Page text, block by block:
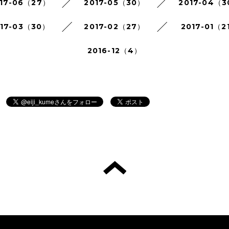
06（27） 2017-05（30） 2017-04（
03（30） 2017-02（27） 2017-01（21
2016-12（4）